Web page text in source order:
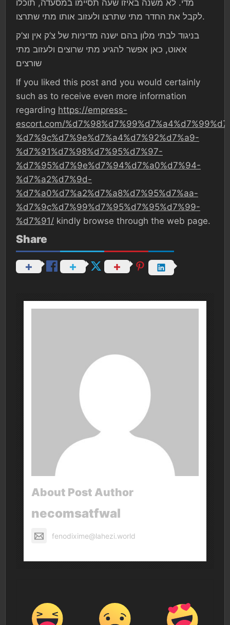
מדי. לא משנה באיזו שעה תסיימו במסעדה, תוכלו
לקבל את החדר מתי שתרצו ולעזוב אותו מתי שתרצו.
בניגוד לבתי מלון בהם ישנה מדיניות של צ’ק אין וצ’ק
אאוט, כאן אפשר להגיע מתי שרוצים ולעזוב מתי
שורצים
If you liked this post and you would certainly
such as to receive even more information
regarding https://empress-
escort.com/
%d7%9c%d7%9e%d7%a4%d7%92%d7%a9-
%d7%91%d7%98%d7%95%d7%97-
%d7%95%d7%9e%d7%94%d7%a0%d7%94-
%d7%a2%d7%9d-
%d7%a0%d7%a2%d7%a8%d7%95%d7%aa-
%d7%9c%d7%99%d7%95%d7%95%d7%99-
%d7%91/ kindly browse through the web page.
Share
About Post Author
necomsatfwal
fenodixime@lahezi.world